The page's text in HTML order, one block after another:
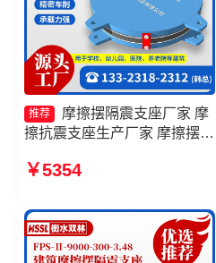
推荐
摩擦摆隔震支座厂家 摩
擦抗震支座生产厂家 摩擦摆隔
厂家 建筑摩擦隔震支座
￥5354